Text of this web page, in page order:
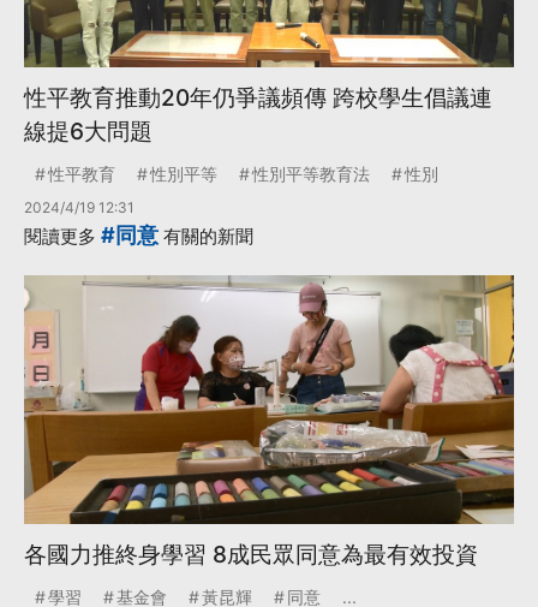
性平教育推動20年仍爭議頻傳 跨校學生倡議連
線提6大問題
性平教育 性別平等 性別平等教育法 性別
2024/4/19 12:31
閱讀更多 #同意 有關的新聞
各國力推終身學習 8成民眾同意為最有效投資
學習 基金會 黃昆輝 同意 ...